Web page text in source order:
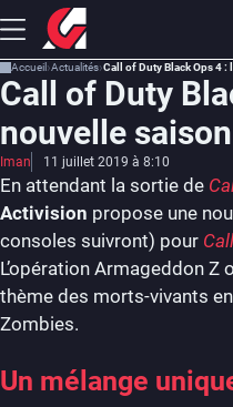
Accueil Actualités Call of Duty Black Ops 4
Call of Duty
nouvelle
Iman 11 juillet 2019 à 8:10
En attendant la sortie de
Activision propose une
consoles suivront) pour
L’opération Armageddon
thème des morts-vivants
Zombies.
Un mélange